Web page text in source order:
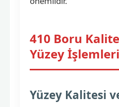
410 Boru
Yüzey İşlemleri
Yüzey Kalitesi